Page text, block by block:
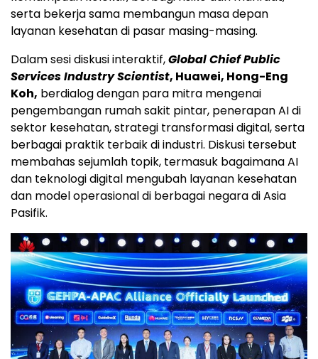
serta bekerja sama membangun masa depan
layanan kesehatan di pasar masing-masing.
Dalam sesi diskusi interaktif,Global Chief Public
Services Industry Scientist, Huawei, Hong-Eng
Koh, berdialog dengan para mitra mengenai
pengembangan rumah sakit pintar, penerapan AI di
sektor kesehatan, strategi transformasi digital, serta
berbagai praktik terbaik di industri. Diskusi tersebut
membahas sejumlah topik, termasuk bagaimana AI
dan teknologi digital mengubah layanan kesehatan
dan model operasional di berbagai negara di Asia
Pasifik.